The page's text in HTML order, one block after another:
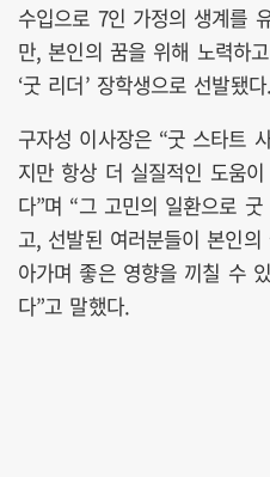
수입으로 7인 가정의 생계를
만, 본인의 꿈을 위해 노력하
‘굿 리더’ 장학생으로 선발됐다.
구자성 이사장은 “굿 스타트
지만 항상 더 실질적인 도움
다”며 “그 고민의 일환으로
고, 선발된 여러분들이 본인
아가며 좋은 영향을 끼칠 수
다”고 말했다.